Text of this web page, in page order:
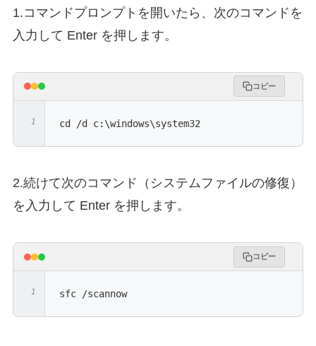
1.コマンドプロンプトを開いたら、次のコマンドを
入力して Enter を押します。
コピー
cd /d c:\windows\system32
2.続けて次のコマンド（システムファイルの修復）
を入力して Enter を押します。
コピー
sfc /scannow